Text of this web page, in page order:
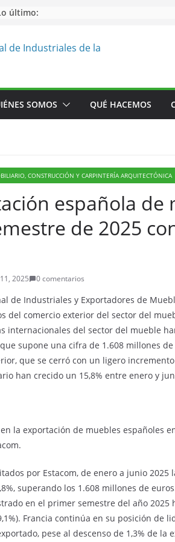
último:
SOMOS QUÉ HACEMOS
CONSTRUCCIÓN Y CARPINTERÍA ARQUITECTÓNICA
española de
de 2025
2025 0 comentarios
de Industriales y Exportadores de
del comercio exterior del sector del
internacionales del sector del mueble
supone una cifra de 1.608 millones
que se cerró con un ligero
han crecido un 15,8% entre enero y
la exportación de muebles españoles
por Estacom, de enero a junio
superando los 1.608 millones de
en el primer semestre del año 2025
Francia continúa en su posición de
pese al descenso de 1,3% de